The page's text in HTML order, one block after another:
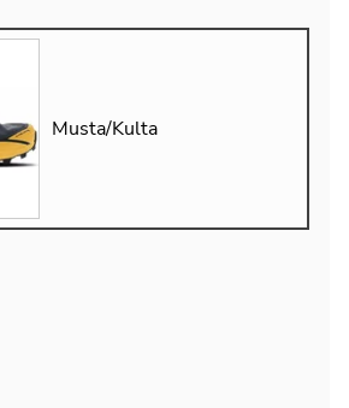
Musta/Kulta